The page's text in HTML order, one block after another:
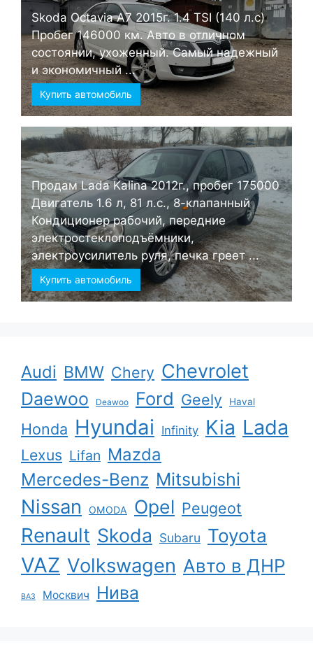
Skoda Octavia А7 2015г. 1.4 TSI (140 л.с)
Пробег 146000 км. Авто в отличном
состоянии, ухоженный. Самый надежный
и экономичный ...
Купить автомобиль
Продам Lada Kalina 2012г., пробег 175000
Двигатель 1.6 л, 81 л.с., 8-клапанный
Кондиционер рабочий, передние
электростеклоподъёмники,
электроусилитель руля, печка греет ...
Купить автомобиль
Audi BMW Chery Chevrolet
Daewoo Deawoo Ford Geely Haval
Honda Hyundai Infinity Kia Lada
Lexus Lifan Mazda
Mercedes-Benz Mitsubishi
Nissan OMODA Opel Peugeot
Renault Skoda Subaru Toyota
VAZ Volkswagen Авто в ДНР
ВАЗ Москвич Нива